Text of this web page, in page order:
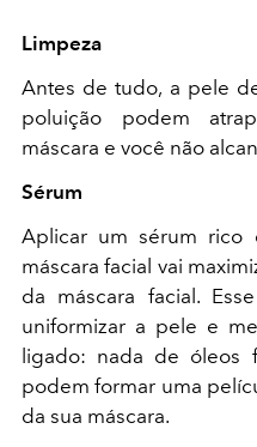
Limpeza
Antes de tudo, a pele
poluição podem
máscara e você não
Sérum
Aplicar um sérum rico
máscara facial vai
da máscara facial.
uniformizar a pele e
ligado: nada de óleos
podem formar uma
da sua máscara.